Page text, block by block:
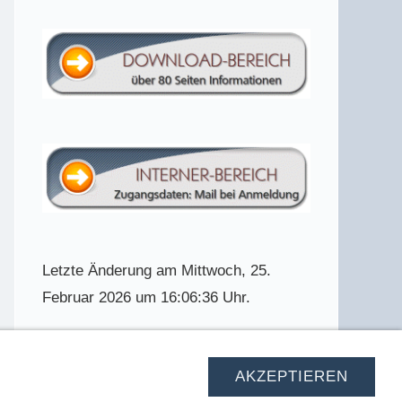
Letzte Änderung am Mittwoch, 25.
Februar 2026 um 16:06:36 Uhr.
AKZEPTIEREN